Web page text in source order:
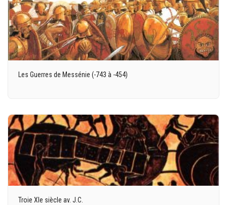
Les Guerres de Messénie (-743 à -454)
Troie XIe siècle av. J.C.